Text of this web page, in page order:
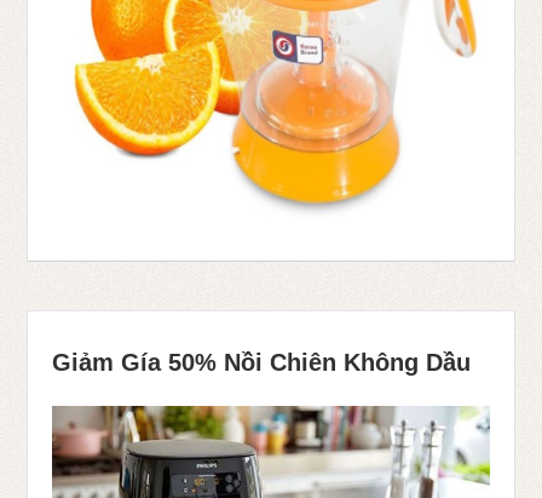
Giảm Gía 50% Nồi Chiên Không Dầu